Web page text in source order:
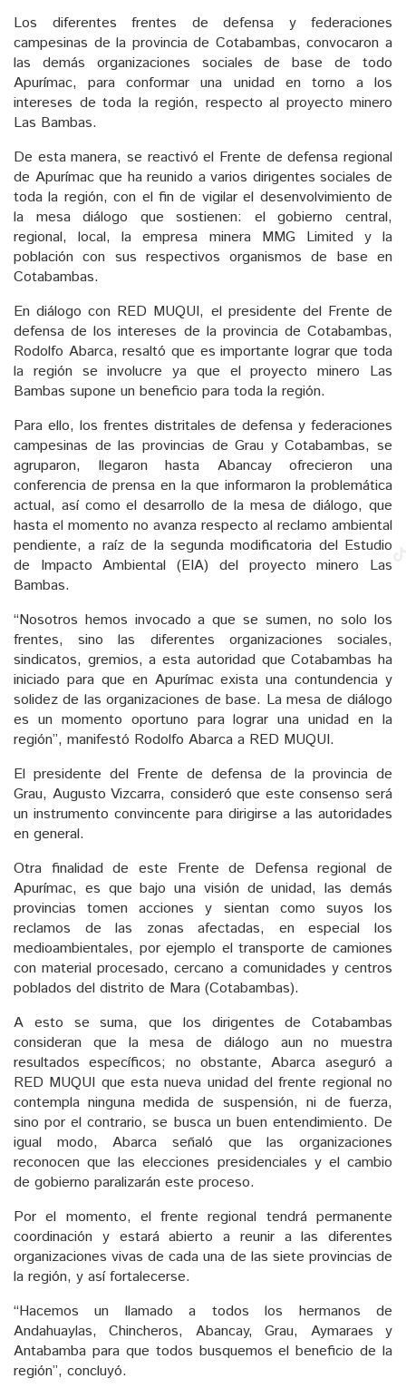
Los diferentes frentes de defensa y federaciones
campesinas de la provincia de Cotabambas, convocaron a
las demás organizaciones sociales de base de todo
Apurímac, para conformar una unidad en torno a los
intereses de toda la región, respecto al proyecto minero
Las Bambas.
De esta manera, se reactivó el Frente de defensa regional
de Apurímac que ha reunido a varios dirigentes sociales de
toda la región, con el fin de vigilar el desenvolvimiento de
la mesa diálogo que sostienen: el gobierno central,
regional, local, la empresa minera MMG Limited y la
población con sus respectivos organismos de base en
Cotabambas.
En diálogo con RED MUQUI, el presidente del Frente de
defensa de los intereses de la provincia de Cotabambas,
Rodolfo Abarca, resaltó que es importante lograr que toda
la región se involucre ya que el proyecto minero Las
Bambas supone un beneficio para toda la región.
Para ello, los frentes distritales de defensa y federaciones
campesinas de las provincias de Grau y Cotabambas, se
agruparon, llegaron hasta Abancay ofrecieron una
conferencia de prensa en la que informaron la problemática
actual, así como el desarrollo de la mesa de diálogo, que
hasta el momento no avanza respecto al reclamo ambiental
pendiente, a raíz de la segunda modificatoria del Estudio
de Impacto Ambiental (EIA) del proyecto minero Las
Bambas.
“Nosotros hemos invocado a que se sumen, no solo los
frentes, sino las diferentes organizaciones sociales,
sindicatos, gremios, a esta autoridad que Cotabambas ha
iniciado para que en Apurímac exista una contundencia y
solidez de las organizaciones de base. La mesa de diálogo
es un momento oportuno para lograr una unidad en la
región”, manifestó Rodolfo Abarca a RED MUQUI.
El presidente del Frente de defensa de la provincia de
Grau, Augusto Vizcarra, consideró que este consenso será
un instrumento convincente para dirigirse a las autoridades
en general.
Otra finalidad de este Frente de Defensa regional de
Apurímac, es que bajo una visión de unidad, las demás
provincias tomen acciones y sientan como suyos los
reclamos de las zonas afectadas, en especial los
medioambientales, por ejemplo el transporte de camiones
con material procesado, cercano a comunidades y centros
poblados del distrito de Mara (Cotabambas).
A esto se suma, que los dirigentes de Cotabambas
consideran que la mesa de diálogo aun no muestra
resultados específicos; no obstante, Abarca aseguró a
RED MUQUI que esta nueva unidad del frente regional no
contempla ninguna medida de suspensión, ni de fuerza,
sino por el contrario, se busca un buen entendimiento. De
igual modo, Abarca señaló que las organizaciones
reconocen que las elecciones presidenciales y el cambio
de gobierno paralizarán este proceso.
Por el momento, el frente regional tendrá permanente
coordinación y estará abierto a reunir a las diferentes
organizaciones vivas de cada una de las siete provincias de
la región, y así fortalecerse.
“Hacemos un llamado a todos los hermanos de
Andahuaylas, Chincheros, Abancay, Grau, Aymaraes y
Antabamba para que todos busquemos el beneficio de la
región”, concluyó.